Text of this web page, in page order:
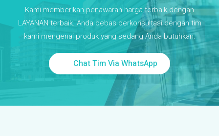
Kami memberikan penawaran harga terbaik dengan
LAYANAN terbaik. Anda bebas berkonsultasi dengan tim
kami mengenai produk yang sedang Anda butuhkan.
Chat Tim Via WhatsApp